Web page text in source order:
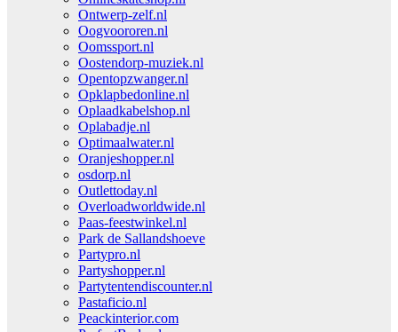
Ontwerp-zelf.nl
Oogvoororen.nl
Oomssport.nl
Oostendorp-muziek.nl
Opentopzwanger.nl
Opklapbedonline.nl
Oplaadkabelshop.nl
Oplabadje.nl
Optimaalwater.nl
Oranjeshopper.nl
osdorp.nl
Outlettoday.nl
Overloadworldwide.nl
Paas-feestwinkel.nl
Park de Sallandshoeve
Partypro.nl
Partyshopper.nl
Partytentendiscounter.nl
Pastaficio.nl
Peackinterior.com